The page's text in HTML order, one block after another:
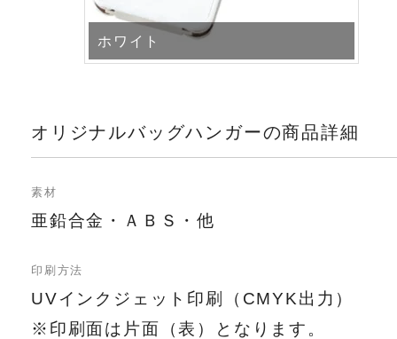
ホワイト
オリジナルバッグハンガーの商品詳細
素材
亜鉛合金・ＡＢＳ・他
印刷方法
UVインクジェット印刷（CMYK出力）
※印刷面は片面（表）となります。